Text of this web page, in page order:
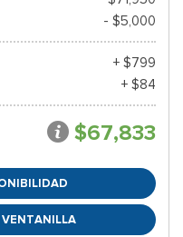
- $5,000
+ $799
+ $84
$67,833